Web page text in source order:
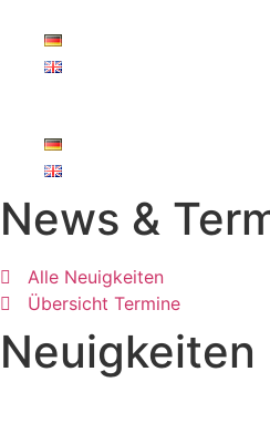
springen
News &
Alle Neuigkeiten
Übersicht Termine
Neuigkeiten